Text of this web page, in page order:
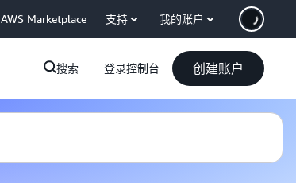
AWS Marketplace 支持 我的账户
搜索 登录控制台 创建账户